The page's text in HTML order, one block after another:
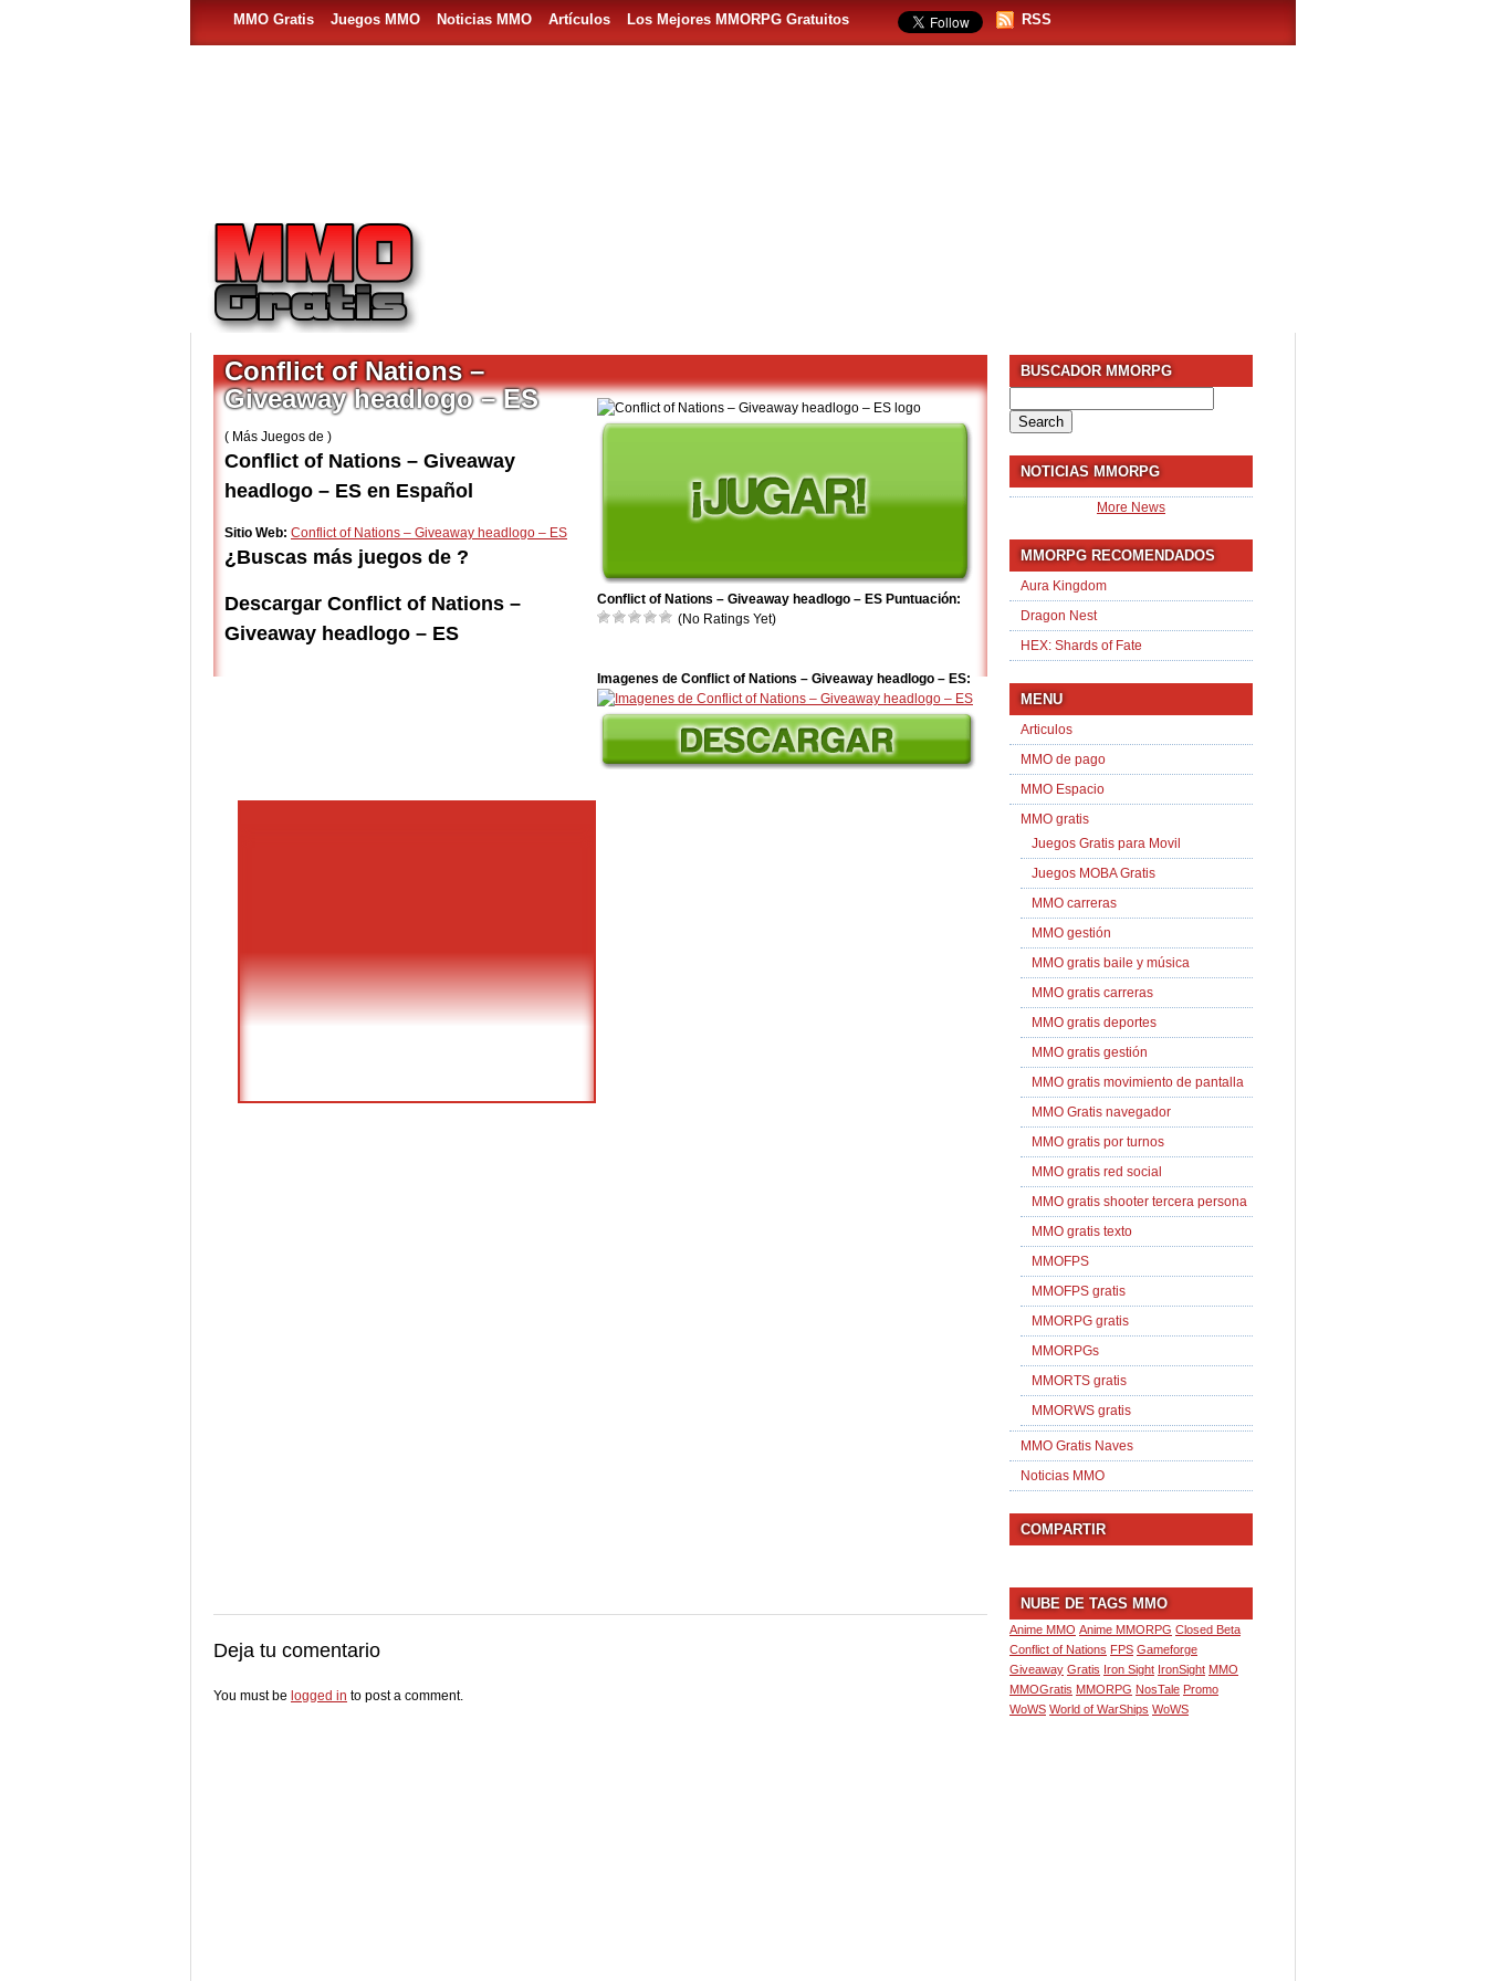
MMO Gratis Juegos MMO Noticias MMO Artículos Los Mejores MMORPG Gratuitos RSS
Conflict of Nations – Giveaway headlogo – ES Puntuación:
(No Ratings Yet)
Imagenes de Conflict of Nations – Giveaway headlogo – ES:
Conflict of Nations –
Giveaway headlogo – ES
( Más Juegos de )
Conflict of Nations – Giveaway
headlogo – ES en Español
Sitio Web: Conflict of Nations – Giveaway headlogo – ES
¿Buscas más juegos de ?
Descargar Conflict of Nations –
Giveaway headlogo – ES
Deja tu comentario
You must be logged in to post a comment.
BUSCADOR MMORPG
for:
NOTICIAS MMORPG
More News
MMORPG RECOMENDADOS
Aura Kingdom
Dragon Nest
HEX: Shards of Fate
MENU
Articulos
MMO de pago
MMO Espacio
MMO gratis
Juegos Gratis para Movil
Juegos MOBA Gratis
MMO carreras
MMO gestión
MMO gratis baile y música
MMO gratis carreras
MMO gratis deportes
MMO gratis gestión
MMO gratis movimiento de pantalla
MMO Gratis navegador
MMO gratis por turnos
MMO gratis red social
MMO gratis shooter tercera persona
MMO gratis texto
MMOFPS
MMOFPS gratis
MMORPG gratis
MMORPGs
MMORTS gratis
MMORWS gratis
MMO Gratis Naves
Noticias MMO
COMPARTIR
NUBE DE TAGS MMO
Anime MMO Anime MMORPG Closed Beta
Conflict of Nations FPS Gameforge
Giveaway Gratis Iron Sight IronSight MMO
MMOGratis MMORPG NosTale Promo
WoWS World of WarShips WoWS